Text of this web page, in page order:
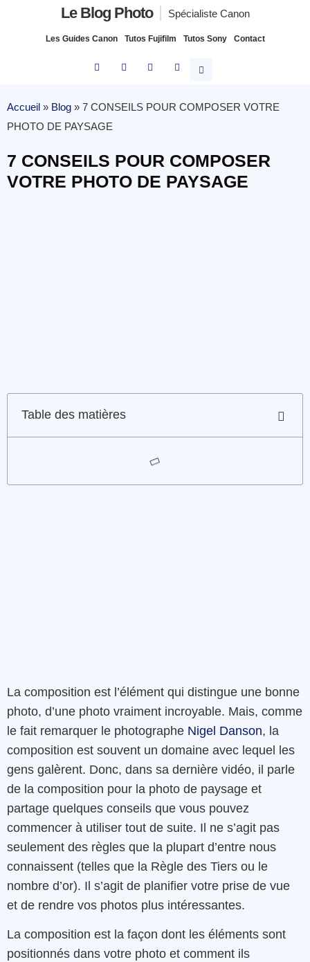
Le Blog Photo Spécialiste Canon
Les Guides Canon Tutos Fujifilm Tutos Sony Contact
Accueil » Blog » 7 CONSEILS POUR COMPOSER VOTRE
PHOTO DE PAYSAGE
7 CONSEILS POUR COMPOSER
VOTRE PHOTO DE PAYSAGE
Table des matières
La composition est l’élément qui distingue une bonne
photo, d’une photo vraiment incroyable. Mais, comme
le fait remarquer le photographe Nigel Danson, la
composition est souvent un domaine avec lequel les
gens galèrent. Donc, dans sa dernière vidéo, il parle
de la composition pour la photo de paysage et
partage quelques conseils que vous pouvez
commencer à utiliser tout de suite. Il ne s’agit pas
seulement des règles que la plupart d’entre nous
connaissent (telles que la Règle des Tiers ou le
nombre d’or). Il s’agit de planifier votre prise de vue
et de rendre vos photos plus intéressantes.
La composition est la façon dont les éléments sont
positionnés dans votre photo et comment ils